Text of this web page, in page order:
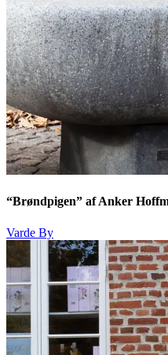
“Brøndpigen” af Anker
Varde By